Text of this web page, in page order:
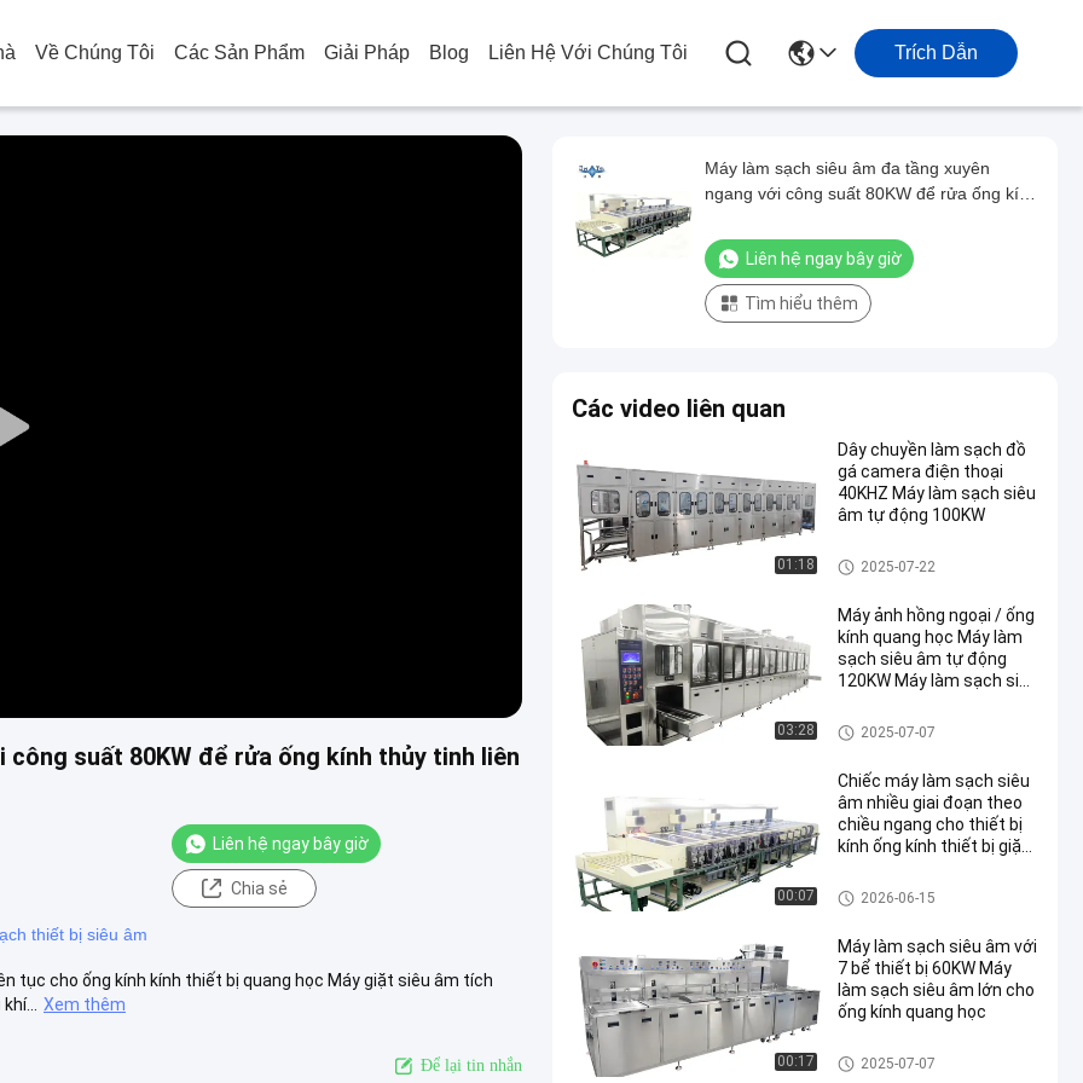
Về Chúng Tôi Các Sản Phẩm Giải Pháp Blog Liên Hệ Với Chúng Tôi Trích Dẫn
Play
suất 80KW để rửa ống kính thủy tinh liên
Liên hệ ngay bây giờ
Chia sẻ
thiết bị siêu âm
tục cho ống kính kính thiết bị quang học Máy giặt siêu âm tích
Xem thêm
Để lại tin nhắn
Máy làm sạch siêu âm đa tầng xuyên
ngang với công suất 80KW để rửa ống kính
Liên hệ ngay bây giờ
Tìm hiểu thêm
Các video liên quan
01:18
Dây chuyền làm sạch đồ
gá camera điện thoại
40KHZ Máy làm sạch siêu
âm tự động 100KW
Công cụ siêu âm sạch
2025-07-22
03:28
Máy ảnh hồng ngoại / ống
kính quang học Máy làm
sạch siêu âm tự động
120KW Máy làm sạch siêu
Công cụ siêu âm sạch
2025-07-07
00:07
Chiếc máy làm sạch siêu
âm nhiều giai đoạn theo
chiều ngang cho thiết bị
kính ống kính thiết bị giặt
Công cụ siêu âm sạch
2026-06-15
00:17
Máy làm sạch siêu âm với
7 bể thiết bị 60KW Máy
làm sạch siêu âm lớn cho
ống kính quang học
Công cụ siêu âm sạch
2025-07-07